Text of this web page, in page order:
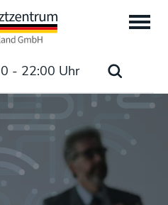
- 22:00 Uhr